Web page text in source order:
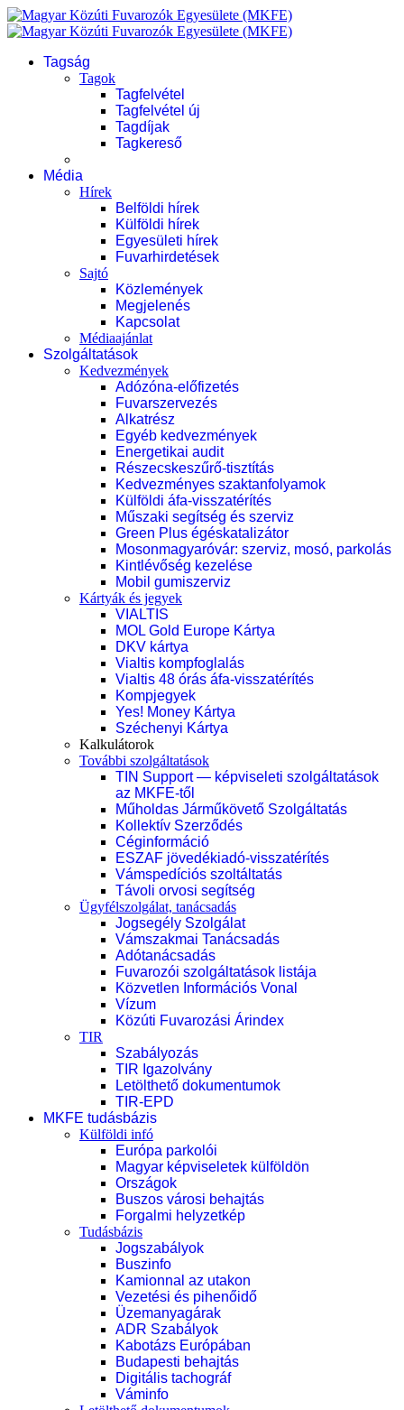
Tagság
Tagok
Tagfelvétel
Tagfelvétel új
Tagdíjak
Tagkereső
Média
Hírek
Belföldi hírek
Külföldi hírek
Egyesületi hírek
Fuvarhirdetések
Sajtó
Közlemények
Megjelenés
Kapcsolat
Médiaajánlat
Szolgáltatások
Kedvezmények
Adózóna-előfizetés
Fuvarszervezés
Alkatrész
Egyéb kedvezmények
Energetikai audit
Részecskeszűrő-tisztítás
Kedvezményes szaktanfolyamok
Külföldi áfa-visszatérítés
Műszaki segítség és szerviz
Green Plus égéskatalizátor
Mosonmagyaróvár: szerviz, mosó, parkolás
Kintlévőség kezelése
Mobil gumiszerviz
Kártyák és jegyek
VIALTIS
MOL Gold Europe Kártya
DKV kártya
Vialtis kompfoglalás
Vialtis 48 órás áfa-visszatérítés
Kompjegyek
Yes! Money Kártya
Széchenyi Kártya
Kalkulátorok
További szolgáltatások
TIN Support — képviseleti szolgáltatások
az MKFE-től
Műholdas Járműkövető Szolgáltatás
Kollektív Szerződés
Céginformáció
ESZAF jövedékiadó-visszatérítés
Vámspedíciós szoltáltatás
Távoli orvosi segítség
Ügyfélszolgálat, tanácsadás
Jogsegély Szolgálat
Vámszakmai Tanácsadás
Adótanácsadás
Fuvarozói szolgáltatások listája
Közvetlen Információs Vonal
Vízum
Közúti Fuvarozási Árindex
TIR
Szabályozás
TIR Igazolvány
Letölthető dokumentumok
TIR-EPD
MKFE tudásbázis
Külföldi infó
Európa parkolói
Magyar képviseletek külföldön
Országok
Buszos városi behajtás
Forgalmi helyzetkép
Tudásbázis
Jogszabályok
Buszinfo
Kamionnal az utakon
Vezetési és pihenőidő
Üzemanyagárak
ADR Szabályok
Kabotázs Európában
Budapesti behajtás
Digitális tachográf
Váminfo